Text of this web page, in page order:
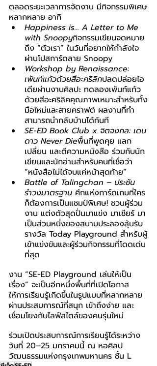
ตลอดระยะเวลาการจัดงาน มีกิจกรรมพิเศษ
หลากหลาย อาทิ
Happiness is… A Letter to Me
with Snoopyกิจกรรมเขียนจดหมาย
ถึง “ตัวเรา” ในวันที่อยากให้กำลังใจ
ผ่านโปสการ์ดลาย Snoopy
Workshop by Renaissance:
เพ้นท์แก้วด้วยสีอะคริลิกปลดปล่อยไอ
เดียผ่านงานศิลปะ ทดลองเพ้นท์แก้ว
ด้วยสีอะคริลิคคุณภาพเหมาะสำหรับทั้ง
มือใหม่และสายคราฟต์ ผลงานที่ทำ
สามารถนำกลับบ้านได้ทันที
SE-ED Book Club x จิตจงกล: เดน
ดาว Never Dieพื้นที่พูดคุย แลก
เปลี่ยน และตีความหนังสือ ร่วมกับนัก
เขียนและนักอ่านสำหรับคนที่เชื่อว่า
“หนังสือไม่ได้จบแค่หน้าสุดท้าย”
Battle of Talingchan – ประชัน
รำวงมาตรฐาน ศึกแห่งการ์ดเกมที่ใคร
ก็ต้องการเป็นแชมป์พิเศษ! ชวนผู้ร่วม
งาน แต่งตัวสุดปั่นมาแข่ง มาเชียร์ มา
เป็นส่วนหนึ่งของสนามประลองลุ้นรับ
รางวัล Today Playground สำหรับผู้
เข้าแข่งขันและผู้ร่วมกิจกรรมที่โดดเด่น
ที่สุด
งาน “SE-ED Playground เล่นให้เป็น
เรื่อง” จะเป็นอีกหนึ่งพื้นที่ที่เปิดโอกาส
ให้การเรียนรู้เกิดขึ้นในรูปแบบที่หลากหลาย
ผ่านประสบการณ์ที่สนุก เข้าถึงง่าย และ
เชื่อมโยงกับไลฟ์สไตล์ของคนรุ่นใหม่
ร่วมเปิดประสบการณ์การเรียนรู้ได้ระหว่าง
วันที่ 20–25 มกราคมนี้ ณ หอศิลป
วัฒนธรรมแห่งกรุงเทพมหานคร ชั้น L